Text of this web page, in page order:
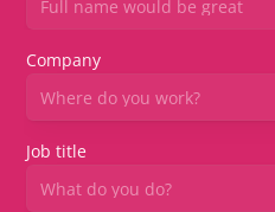
Company
Job title